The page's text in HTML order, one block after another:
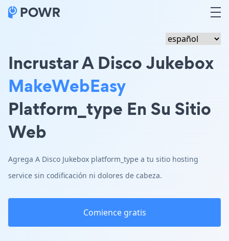
Incrustar A Disco Jukebox
MakeWebEasy
Platform_type En Su Sitio
Web
Agrega A Disco Jukebox platform_type a tu sitio hosting
service sin codificación ni dolores de cabeza.
Comience gratis